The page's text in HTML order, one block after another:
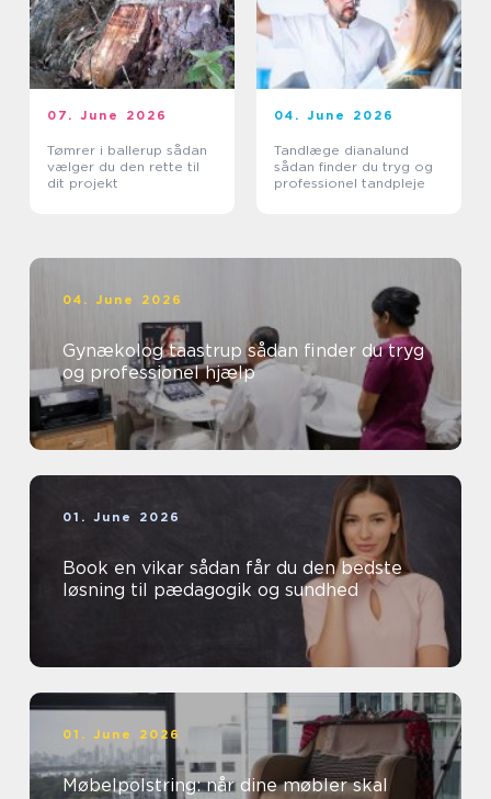
07. June 2026
Tømrer i ballerup sådan
vælger du den rette til
dit projekt
04. June 2026
Tandlæge dianalund
sådan finder du tryg og
professionel tandpleje
04. June 2026
Gynækolog taastrup sådan finder du tryg
og professionel hjælp
01. June 2026
Book en vikar sådan får du den bedste
løsning til pædagogik og sundhed
01. June 2026
Møbelpolstring: når dine møbler skal